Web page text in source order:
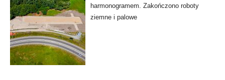
harmonogramem. Zakończono roboty
ziemne i palowe